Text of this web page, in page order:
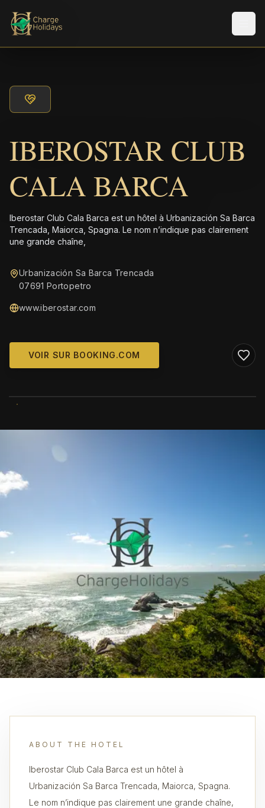
IBEROSTAR CLUB
CALA BARCA
Iberostar Club Cala Barca est un hôtel à Urbanización Sa Barca
Trencada, Maiorca, Spagna. Le nom n’indique pas clairement
une grande chaîne,
Urbanización Sa Barca Trencada
07691 Portopetro
www.iberostar.com
VOIR SUR BOOKING.COM
ABOUT THE HOTEL
Iberostar Club Cala Barca est un hôtel à
Urbanización Sa Barca Trencada, Maiorca, Spagna.
Le nom n’indique pas clairement une grande chaîne,